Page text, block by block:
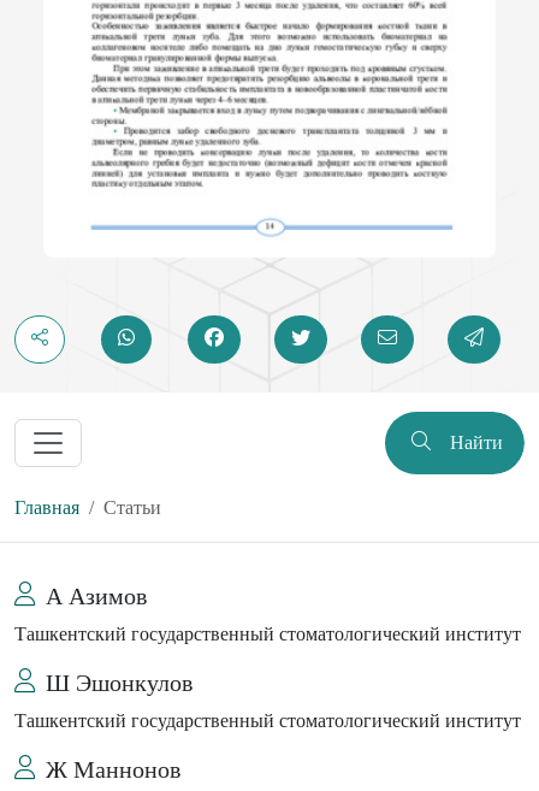
Найти
Главная Статьи
А Азимов
Ташкентский государственный стоматологический институт
Ш Эшонкулов
Ташкентский государственный стоматологический институт
Ж Маннонов